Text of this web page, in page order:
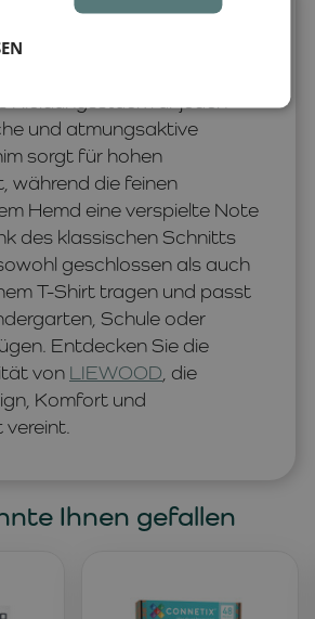
für zeitlosen
und atmungsaktive
sorgt für hohen
während die feinen
Hemd eine verspielte Note
des klassischen Schnitts
geschlossen als auch
T-Shirt tragen und passt
Schule oder
Entdecken Sie die
von LIEWOOD , die
Komfort und
Ihnen gefallen